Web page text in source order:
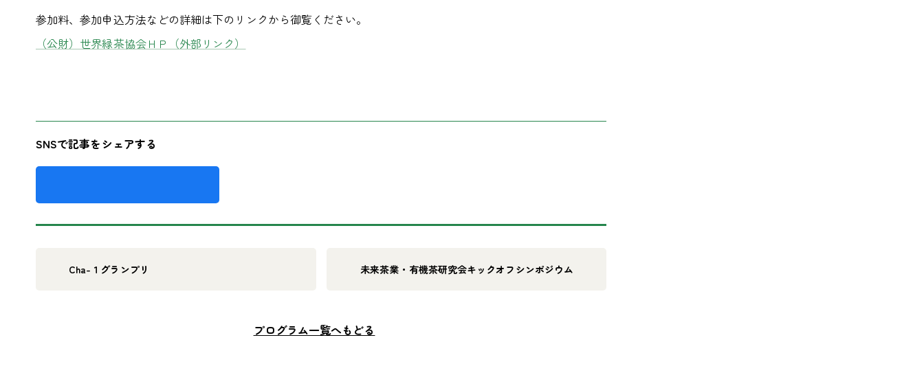
参加料、参加申込方法などの詳細は下のリンクから御覧ください。
（公財）世界緑茶協会ＨＰ（外部リンク）
SNSで記事をシェアする
Cha-１グランプリ 未来茶業・有機茶研究会キックオフシンポジウム
プログラム一覧へもどる